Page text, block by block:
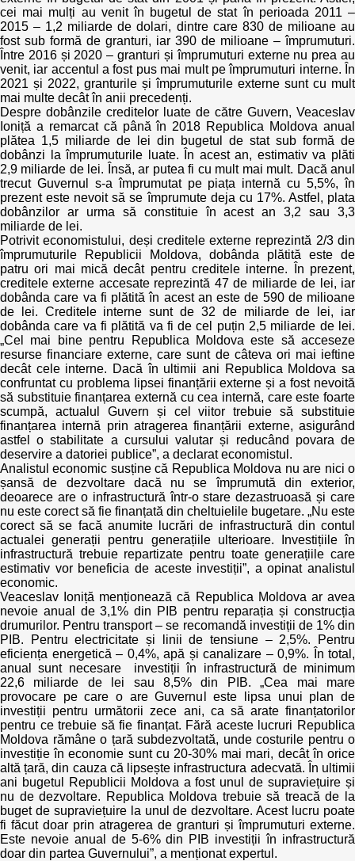
cei mai mulți au venit în bugetul de stat în perioada 2011 –
2015 – 1,2 miliarde de dolari, dintre care 830 de milioane au
fost sub formă de granturi, iar 390 de milioane – împrumuturi.
Între 2016 și 2020 – granturi și împrumuturi externe nu prea au
venit, iar accentul a fost pus mai mult pe împrumuturi interne. În
2021 și 2022, granturile și împrumuturile externe sunt cu mult
mai multe decât în anii precedenți.
Despre dobânzile creditelor luate de către Guvern, Veaceslav
Ioniță a remarcat că până în 2018 Republica Moldova anual
plătea 1,5 miliarde de lei din bugetul de stat sub formă de
dobânzi la împrumuturile luate. În acest an, estimativ va plăti
2,9 miliarde de lei. Însă, ar putea fi cu mult mai mult. Dacă anul
trecut Guvernul s-a împrumutat pe piața internă cu 5,5%, în
prezent este nevoit să se împrumute deja cu 17%. Astfel, plata
dobânzilor ar urma să constituie în acest an 3,2 sau 3,3
miliarde de lei.
Potrivit economistului, deși creditele externe reprezintă 2/3 din
împrumuturile Republicii Moldova, dobânda plătită este de
patru ori mai mică decât pentru creditele interne. În prezent,
creditele externe accesate reprezintă 47 de miliarde de lei, iar
dobânda care va fi plătită în acest an este de 590 de milioane
de lei. Creditele interne sunt de 32 de miliarde de lei, iar
dobânda care va fi plătită va fi de cel puțin 2,5 miliarde de lei.
„Cel mai bine pentru Republica Moldova este să acceseze
resurse financiare externe, care sunt de câteva ori mai ieftine
decât cele interne. Dacă în ultimii ani Republica Moldova sa
confruntat cu problema lipsei finanțării externe și a fost nevoită
să substituie finanțarea externă cu cea internă, care este foarte
scumpă, actualul Guvern și cel viitor trebuie să substituie
finanțarea internă prin atragerea finanțării externe, asigurând
astfel o stabilitate a cursului valutar și reducând povara de
deservire a datoriei publice”, a declarat economistul.
Analistul economic susține că Republica Moldova nu are nici o
șansă de dezvoltare dacă nu se împrumută din exterior,
deoarece are o infrastructură într-o stare dezastruoasă și care
nu este corect să fie finanțată din cheltuielile bugetare. „Nu este
corect să se facă anumite lucrări de infrastructură din contul
actualei generații pentru generațiile ulterioare. Investițiile în
infrastructură trebuie repartizate pentru toate generațiile care
estimativ vor beneficia de aceste investiții”, a opinat analistul
economic.
Veaceslav Ioniță menționează că Republica Moldova ar avea
nevoie anual de 3,1% din PIB pentru reparația și construcția
drumurilor. Pentru transport – se recomandă investiții de 1% din
PIB. Pentru electricitate și linii de tensiune – 2,5%. Pentru
eficiența energetică – 0,4%, apă și canalizare – 0,9%. În total,
anual sunt necesare investiții în infrastructură de minimum
22,6 miliarde de lei sau 8,5% din PIB. „Cea mai mare
provocare pe care o are Guvernul este lipsa unui plan de
investiții pentru următorii zece ani, ca să arate finanțatorilor
pentru ce trebuie să fie finanțat. Fără aceste lucruri Republica
Moldova rămâne o țară subdezvoltată, unde costurile pentru o
investiție în economie sunt cu 20-30% mai mari, decât în orice
altă țară, din cauza că lipsește infrastructura adecvată. În ultimii
ani bugetul Republicii Moldova a fost unul de supraviețuire și
nu de dezvoltare. Republica Moldova trebuie să treacă de la
buget de supraviețuire la unul de dezvoltare. Acest lucru poate
fi făcut doar prin atragerea de granturi și împrumuturi externe.
Este nevoie anual de 5-6% din PIB investiții în infrastructură
doar din partea Guvernului”, a menționat expertul.